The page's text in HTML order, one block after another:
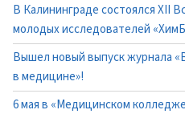
В Калининграде состоялся XII
молодых исследователей
Вышел новый выпуск журнала
в медицине»!
6 мая в «Медицинском